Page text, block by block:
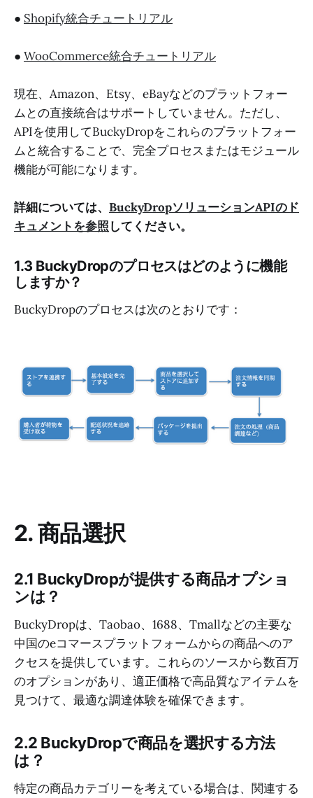
● Shopify統合チュートリアル
● WooCommerce統合チュートリアル
現在、Amazon、Etsy、eBayなどのプラットフォー
ムとの直接統合はサポートしていません。ただし、
APIを使用してBuckyDropをこれらのプラットフォー
ムと統合することで、完全プロセスまたはモジュール
機能が可能になります。
詳細については、 BuckyDropソリューションAPIのド
キュメントを参照してください。
1.3 BuckyDropのプロセスはどのように機能
しますか？
BuckyDropのプロセスは次のとおりです：
2. 商品選択
2.1 BuckyDropが提供する商品オプショ
ンは？
BuckyDropは、Taobao、1688、Tmallなどの主要な
中国のeコマースプラットフォームからの商品へのア
クセスを提供しています。これらのソースから数百万
のオプションがあり、適正価格で高品質なアイテムを
見つけて、最適な調達体験を確保できます。
2.2 BuckyDropで商品を選択する方法
は？
特定の商品カテゴリーを考えている場合は、関連する